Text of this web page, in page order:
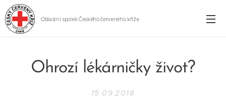
Oblastní spolek Českého červeného kříže
Ohrozí lékárničky život?
15.09.2018